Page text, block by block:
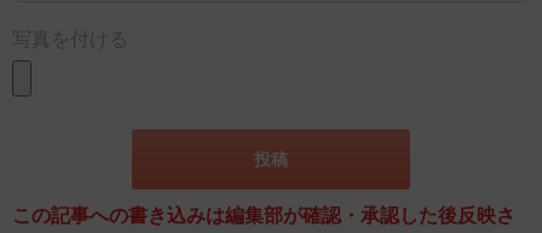
写真を付ける
この記事への書き込みは編集部が確認・承認した後反映さ